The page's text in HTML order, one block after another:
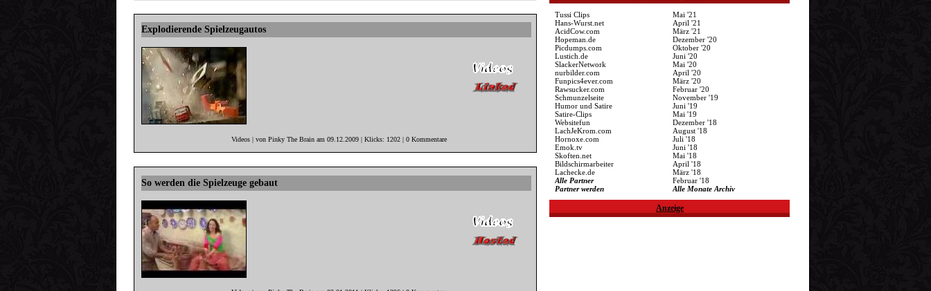
Explodierende Spielzeugautos
Videos | von Pinky The Brain am 09.12.2009 | Klicks: 1202 | 0 Kommentare
So werden die Spielzeuge gebaut
Tussi Clips
Hans-Wurst.net
AcidCow.com
Hopeman.de
Picdumps.com
Lustich.de
SlackerNetwork
nurbilder.com
Funpics4ever.com
Rawsucker.com
Schmunzelseite
Humor und Satire
Satire-Clips
Websitefun
LachJeKrom.com
Hornoxe.com
Emok.tv
Skoften.net
Bildschirmarbeiter
Lachecke.de
Alle Partner
Partner werden
Mai '21
April '21
März '21
Dezember '20
Oktober '20
Juni '20
Mai '20
April '20
März '20
Februar '20
November '19
Juni '19
Mai '19
Dezember '18
August '18
Juli '18
Juni '18
Mai '18
April '18
März '18
Februar '18
Alle Monate Archiv
Anzeige